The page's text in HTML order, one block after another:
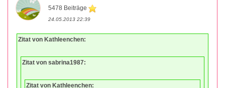
5478 Beiträge
24.05.2013 22:39
Zitat von Kathleenchen:
Zitat von sabrina1987:
Zitat von Kathleenchen: